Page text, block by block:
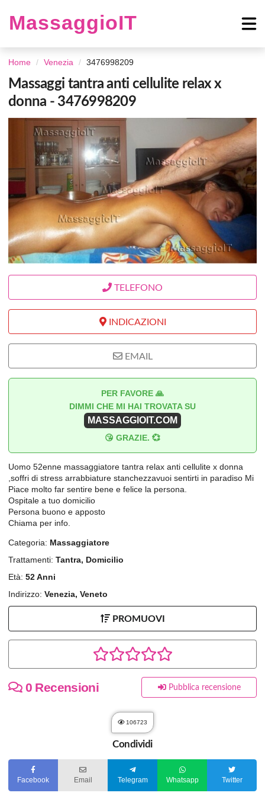
MassaggioIT
Home Venezia 3476998209
Massaggi tantra anti cellulite relax x
donna - 3476998209
TELEFONO
INDICAZIONI
EMAIL
PER FAVORE 🙏
DIMMI CHE MI HAI TROVATA SU
MASSAGGIOIT.COM
😘 GRAZIE. 💞
Uomo 52enne massaggiatore tantra relax anti cellulite x donna
,soffri di stress arrabbiature stanchezzavuoi sentirti in paradiso Mi
Piace molto far sentire bene e felice la persona.
Ospitale a tuo domicilio
Persona buono e apposto
Chiama per info.
Categoria: Massaggiatore
Trattamenti: Tantra, Domicilio
Età: 52 Anni
Indirizzo: Venezia, Veneto
PROMUOVI
0 Recensioni Pubblica recensione
106723
Condividi
Facebook Email Telegram Whatsapp Twitter